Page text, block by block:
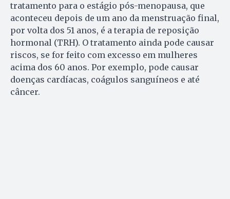
tratamento para o estágio pós-menopausa, que
aconteceu depois de um ano da menstruação final,
por volta dos 51 anos, é a terapia de reposição
hormonal (TRH). O tratamento ainda pode causar
riscos, se for feito com excesso em mulheres
acima dos 60 anos. Por exemplo, pode causar
doenças cardíacas, coágulos sanguíneos e até
câncer.